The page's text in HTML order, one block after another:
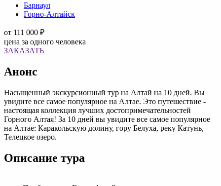
Барнаул
Горно-Алтайск
от 111 000 ₽
цена за одного человека
ЗАКАЗАТЬ
Анонс
Насыщенный экскурсионный тур на Алтай на 10 дней. Вы
увидите все самое популярное на Алтае. Это путешествие -
настоящая коллекция лучших достопримечательностей
Горного Алтая! За 10 дней вы увидите все самое популярное
на Алтае: Каракольскую долину, гору Белуха, реку Катунь,
Телецкое озеро.
Описание тура